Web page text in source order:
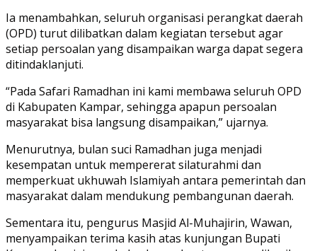
Ia menambahkan, seluruh organisasi perangkat daerah
(OPD) turut dilibatkan dalam kegiatan tersebut agar
setiap persoalan yang disampaikan warga dapat segera
ditindaklanjuti.
“Pada Safari Ramadhan ini kami membawa seluruh OPD
di Kabupaten Kampar, sehingga apapun persoalan
masyarakat bisa langsung disampaikan,” ujarnya.
Menurutnya, bulan suci Ramadhan juga menjadi
kesempatan untuk mempererat silaturahmi dan
memperkuat ukhuwah Islamiyah antara pemerintah dan
masyarakat dalam mendukung pembangunan daerah.
Sementara itu, pengurus Masjid Al-Muhajirin, Wawan,
menyampaikan terima kasih atas kunjungan Bupati